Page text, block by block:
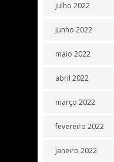
julho 2022
junho 2022
maio 2022
abril 2022
março 2022
fevereiro 2022
janeiro 2022